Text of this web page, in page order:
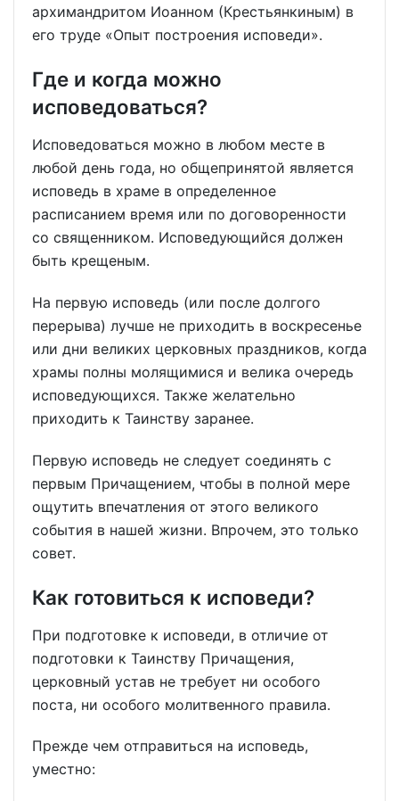
архимандритом Иоанном (Крестьянкиным) в
его труде «Опыт построения исповеди».
Где и когда можно
исповедоваться?
Исповедоваться можно в любом месте в
любой день года, но общепринятой является
исповедь в храме в определенное
расписанием время или по договоренности
со священником. Исповедующийся должен
быть крещеным.
На первую исповедь (или после долгого
перерыва) лучше не приходить в воскресенье
или дни великих церковных праздников, когда
храмы полны молящимися и велика очередь
исповедующихся. Также желательно
приходить к Таинству заранее.
Первую исповедь не следует соединять с
первым Причащением, чтобы в полной мере
ощутить впечатления от этого великого
события в нашей жизни. Впрочем, это только
совет.
Как готовиться к исповеди?
При подготовке к исповеди, в отличие от
подготовки к Таинству Причащения,
церковный устав не требует ни особого
поста, ни особого молитвенного правила.
Прежде чем отправиться на исповедь,
уместно: